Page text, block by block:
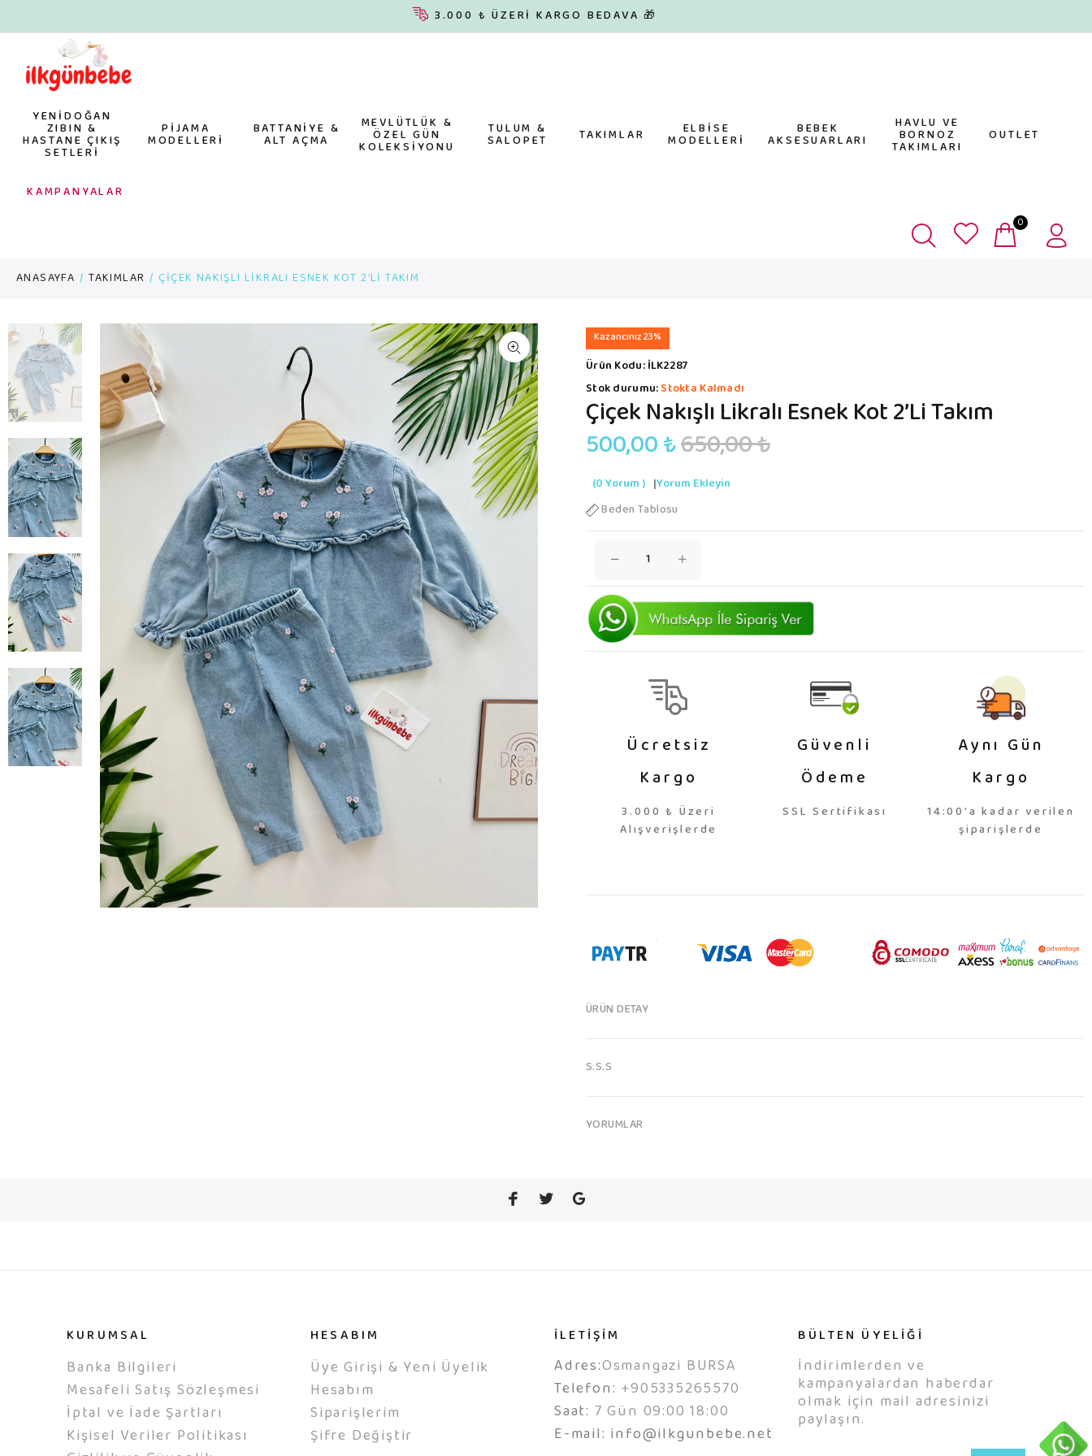
3.000 ₺ ÜZERİ KARGO BEDAVA 🎁
YENİDOĞAN
ZIBIN &
HASTANE ÇIKIŞ
SETLERİ
PİJAMA
MODELLERİ
BATTANİYE &
ALT AÇMA
MEVLÜTLÜK &
ÖZEL GÜN
KOLEKSİYONU
TULUM &
SALOPET TAKIMLAR ELBİSE
MODELLERİ
BEBEK
AKSESUARLARI
HAVLU VE
BORNOZ
TAKIMLARI
OUTLET
KAMPANYALAR
0
ANASAYFA TAKIMLAR ÇİÇEK NAKIŞLI LİKRALI ESNEK KOT 2’Lİ TAKIM
Kazancınız 23%
Ürün Kodu:İLK2287
Stok durumu:Stokta Kalmadı
Çiçek Nakışlı Likralı Esnek Kot 2’li Takım
500,00 ₺650,00 ₺
(0 Yorum ) |Yorum Ekleyin
Beden Tablosu
Ücretsiz
Kargo
3.000 ₺ Üzeri
Alışverişlerde
Güvenli
Ödeme
SSL Sertifikası
Aynı Gün
Kargo
14:00'a kadar verilen
şiparişlerde
ÜRÜN DETAY
S.S.S
YORUMLAR
KURUMSAL
Banka Bilgileri
Mesafeli Satış Sözleşmesi
İptal ve İade Şartları
Kişisel Veriler Politikası
HESABIM
Üye Girişi & Yeni Üyelik
Hesabım
Siparişlerim
Şifre Değiştir
İLETİŞİM
Adres:Osmangazi BURSA
Telefon: +905335265570
Saat: 7 Gün 09:00 18:00
E-mail: info@ilkgunbebe.net
BÜLTEN ÜYELİĞİ
İndirimlerden ve
kampanyalardan haberdar
olmak için mail adresinizi
paylaşın.